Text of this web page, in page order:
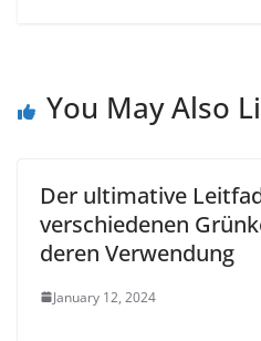
You May Also
Der ultimative
verschiedenen
deren Verwendung
January 12, 2024